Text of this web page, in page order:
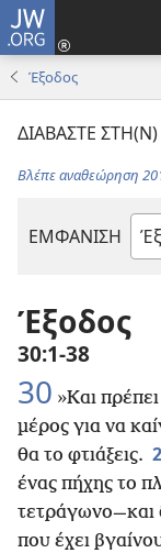
JW.ORG
Έξοδος
ΔΙΑΒΑΣΤΕ ΣΤΗ(Ν)
Βλέπε αναθεώρηση
ΕΜΦΑΝΙΣΗ
Έξοδος
30:1-38
30 »Και
μέρος για να
θα το φτιάξεις. 2
ένας πήχης το
τετράγωνο—και
που έχει